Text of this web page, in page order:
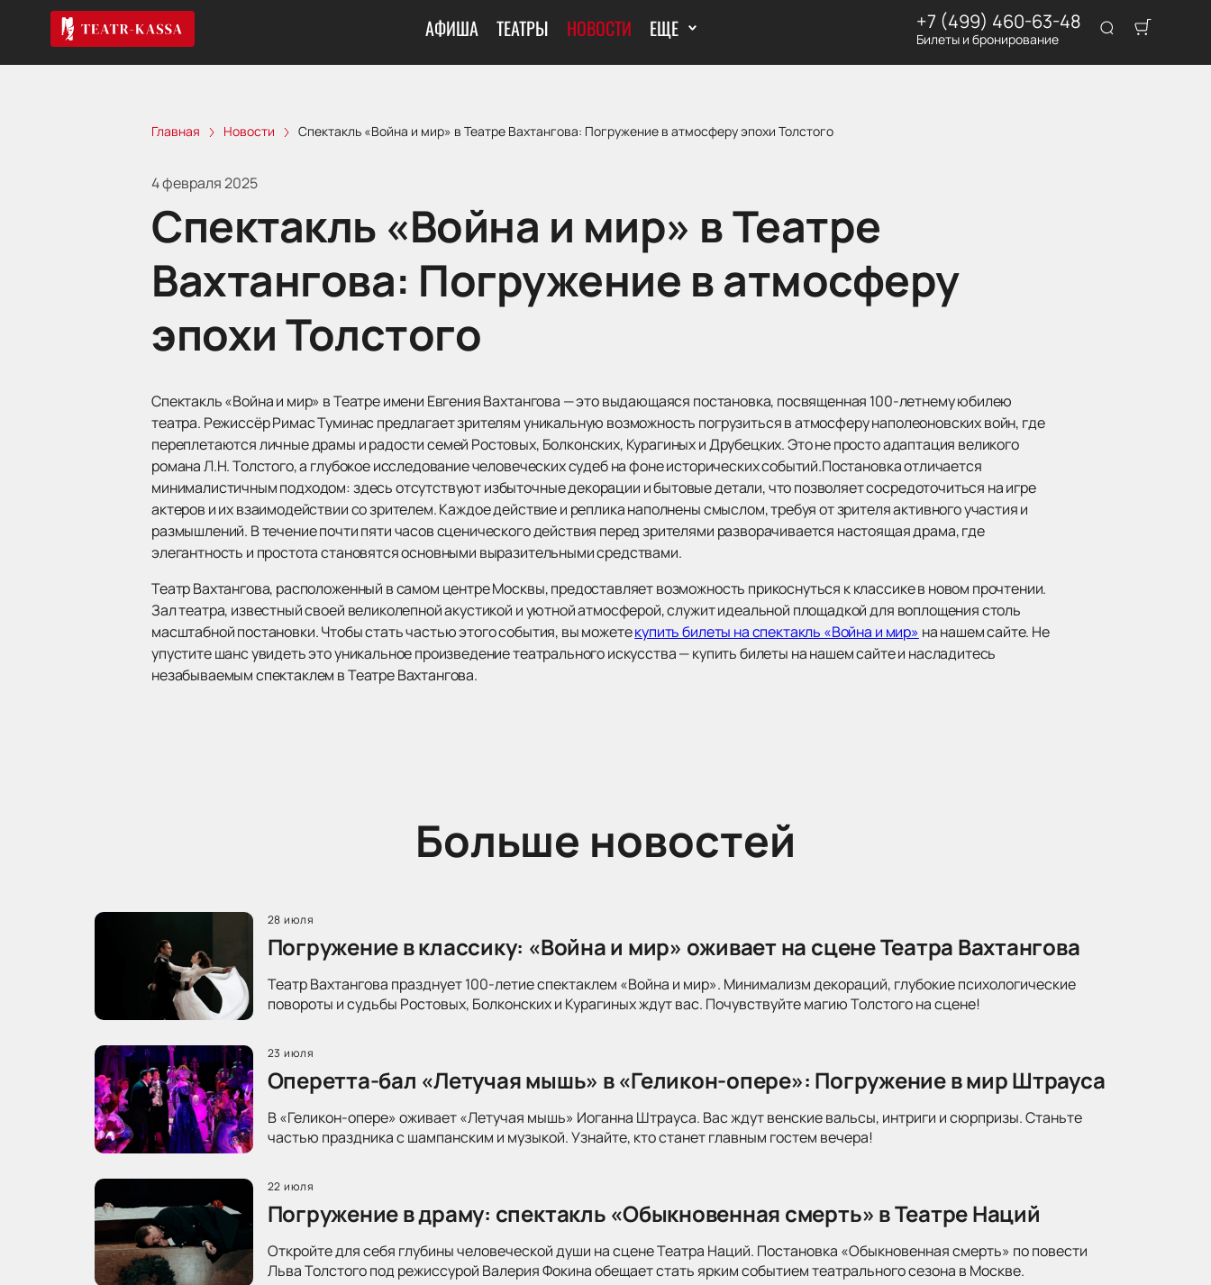
АФИША ТЕАТРЫ НОВОСТИ ЕЩЕ +7 (499) 460-63-48
Билеты и бронирование
Главная Новости Спектакль «Война и мир» в Театре Вахтангова: Погружение в атмосферу эпохи Толстого
4 февраля 2025
Спектакль «Война и мир» в Театре
Вахтангова: Погружение в атмосферу
эпохи Толстого
Спектакль «Война и мир» в Театре имени Евгения Вахтангова — это выдающаяся постановка, посвященная 100-летнему юбилею
театра. Режиссёр Римас Туминас предлагает зрителям уникальную возможность погрузиться в атмосферу наполеоновских войн, где
переплетаются личные драмы и радости семей Ростовых, Болконских, Курагиных и Друбецких. Это не просто адаптация великого
романа Л.Н. Толстого, а глубокое исследование человеческих судеб на фоне исторических событий.Постановка отличается
минималистичным подходом: здесь отсутствуют избыточные декорации и бытовые детали, что позволяет сосредоточиться на игре
актеров и их взаимодействии со зрителем. Каждое действие и реплика наполнены смыслом, требуя от зрителя активного участия и
размышлений. В течение почти пяти часов сценического действия перед зрителями разворачивается настоящая драма, где
элегантность и простота становятся основными выразительными средствами.
Театр Вахтангова, расположенный в самом центре Москвы, предоставляет возможность прикоснуться к классике в новом прочтении.
Зал театра, известный своей великолепной акустикой и уютной атмосферой, служит идеальной площадкой для воплощения столь
масштабной постановки. Чтобы стать частью этого события, вы можетекупить билеты на спектакль «Война и мир» на нашем сайте. Не
упустите шанс увидеть это уникальное произведение театрального искусства — купить билеты на нашем сайте и насладитесь
незабываемым спектаклем в Театре Вахтангова.
Больше новостей
28 июля
Погружение в классику: «Война и мир» оживает на сцене Театра Вахтангова
Театр Вахтангова празднует 100-летие спектаклем «Война и мир». Минимализм декораций, глубокие психологические
повороты и судьбы Ростовых, Болконских и Курагиных ждут вас. Почувствуйте магию Толстого на сцене!
23 июля
Оперетта-бал «Летучая мышь» в «Геликон-опере»: Погружение в мир Штрауса
В «Геликон-опере» оживает «Летучая мышь» Иоганна Штрауса. Вас ждут венские вальсы, интриги и сюрпризы. Станьте
частью праздника с шампанским и музыкой. Узнайте, кто станет главным гостем вечера!
22 июля
Погружение в драму: спектакль «Обыкновенная смерть» в Театре Наций
Откройте для себя глубины человеческой души на сцене Театра Наций. Постановка «Обыкновенная смерть» по повести
Льва Толстого под режиссурой Валерия Фокина обещает стать ярким событием театрального сезона в Москве.